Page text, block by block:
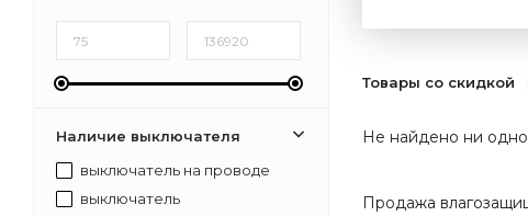
Наличие выключателя
выключатель на проводе
выключатель
Товары со скидкой
Не найдено ни
Продажа